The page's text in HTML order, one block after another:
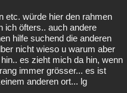
etc. würde hier den rahmen
ich öfters.. auch andere
hilfe suchend die anderen
nicht wieso u warum aber
es zieht mich da hin, wenn
immer grösser... es ist
anderen ort... lg